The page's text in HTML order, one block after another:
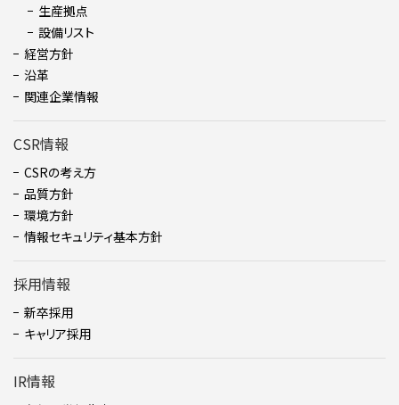
生産拠点
設備リスト
経営方針
沿革
関連企業情報
CSR情報
CSRの考え方
品質方針
環境方針
情報セキュリティ基本方針
採用情報
新卒採用
キャリア採用
IR情報